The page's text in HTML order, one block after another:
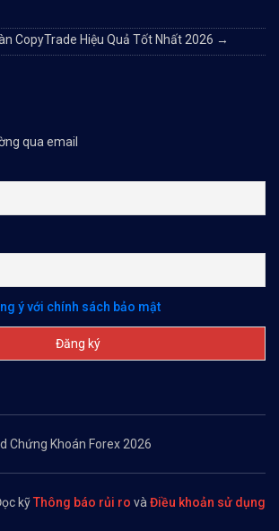
CopyTrade Hiệu Quả Tốt Nhất 2026 →
qua email
ý với chính sách bảo mật
Chứng Khoán Forex 2026
kỹThông báo rủi ro vàĐiều khoản sử dụng